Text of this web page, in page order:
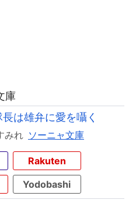
庫
は雄弁に愛を囁く
みれ ソーニャ文庫
Rakuten
Yodobashi